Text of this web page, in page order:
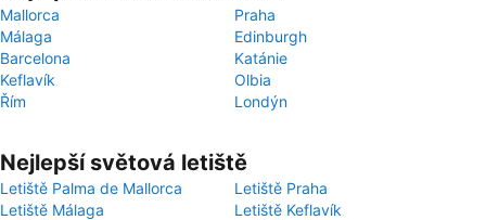
Mallorca
Praha
Málaga
Edinburgh
Barcelona
Katánie
Keflavík
Olbia
Řím
Londýn
Nejlepší světová letiště
Letiště Palma de Mallorca
Letiště Praha
Letiště Málaga
Letiště Keflavík